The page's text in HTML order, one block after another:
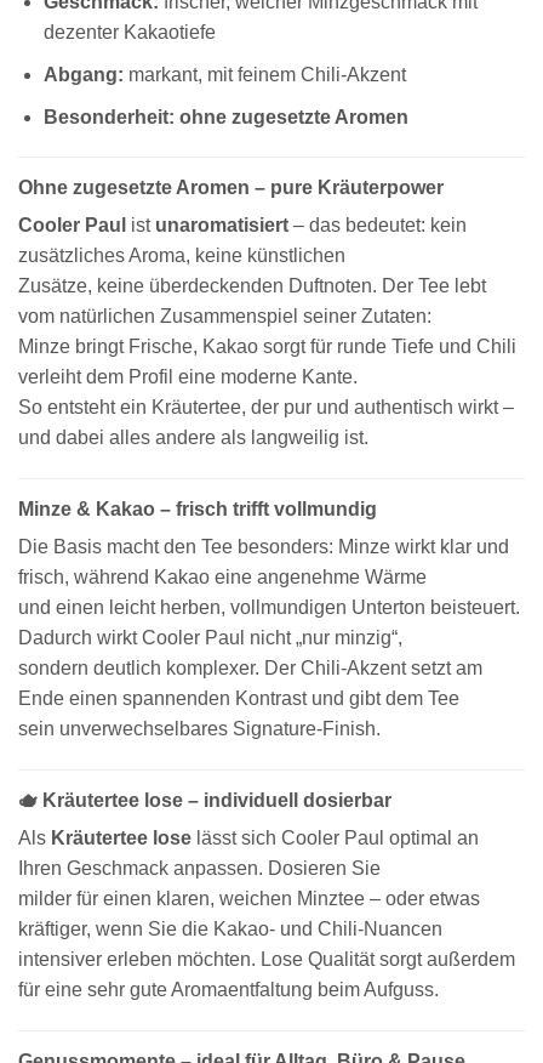
dezenter Kakaotiefe
Abgang: markant, mit feinem Chili-Akzent
Besonderheit: ohne zugesetzte Aromen
Ohne zugesetzte Aromen – pure Kräuterpower
Cooler Paul ist unaromatisiert – das bedeutet: kein
zusätzliches Aroma, keine künstlichen
Zusätze, keine überdeckenden Duftnoten. Der Tee lebt
vom natürlichen Zusammenspiel seiner Zutaten:
Minze bringt Frische, Kakao sorgt für runde Tiefe und Chili
verleiht dem Profil eine moderne Kante.
So entsteht ein Kräutertee, der pur und authentisch wirkt –
und dabei alles andere als langweilig ist.
Minze & Kakao – frisch trifft vollmundig
Die Basis macht den Tee besonders: Minze wirkt klar und
frisch, während Kakao eine angenehme Wärme
und einen leicht herben, vollmundigen Unterton beisteuert.
Dadurch wirkt Cooler Paul nicht „nur minzig“,
sondern deutlich komplexer. Der Chili-Akzent setzt am
Ende einen spannenden Kontrast und gibt dem Tee
sein unverwechselbares Signature-Finish.
🫖 Kräutertee lose – individuell dosierbar
Als Kräutertee lose lässt sich Cooler Paul optimal an
Ihren Geschmack anpassen. Dosieren Sie
milder für einen klaren, weichen Minztee – oder etwas
kräftiger, wenn Sie die Kakao- und Chili-Nuancen
intensiver erleben möchten. Lose Qualität sorgt außerdem
für eine sehr gute Aromaentfaltung beim Aufguss.